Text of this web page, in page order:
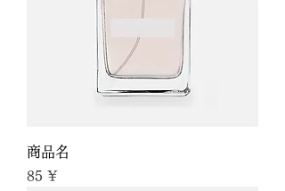
商品名
Preis
85 ¥